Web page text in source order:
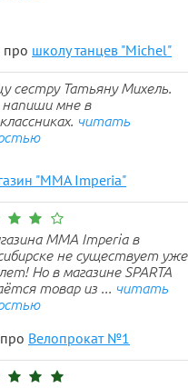
про школу танцев "Michel"
сестру Татьяну Михель.
напиши мне в
читать
"MMA Imperia"
MMA Imperia в
не существует уже
Но в магазине SPARTA
товар из ... читать
про Велопрокат №1